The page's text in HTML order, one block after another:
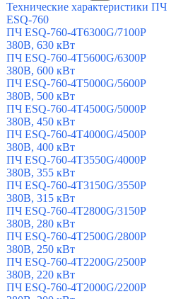
Технические характеристики ПЧ
ESQ-760
ПЧ ESQ-760-4T6300G/7100P
380В, 630 кВт
ПЧ ESQ-760-4T5600G/6300P
380В, 600 кВт
ПЧ ESQ-760-4T5000G/5600P
380В, 500 кВт
ПЧ ESQ-760-4T4500G/5000P
380В, 450 кВт
ПЧ ESQ-760-4T4000G/4500P
380В, 400 кВт
ПЧ ESQ-760-4T3550G/4000P
380В, 355 кВт
ПЧ ESQ-760-4T3150G/3550P
380В, 315 кВт
ПЧ ESQ-760-4T2800G/3150P
380В, 280 кВт
ПЧ ESQ-760-4T2500G/2800P
380В, 250 кВт
ПЧ ESQ-760-4T2200G/2500P
380В, 220 кВт
ПЧ ESQ-760-4T2000G/2200P